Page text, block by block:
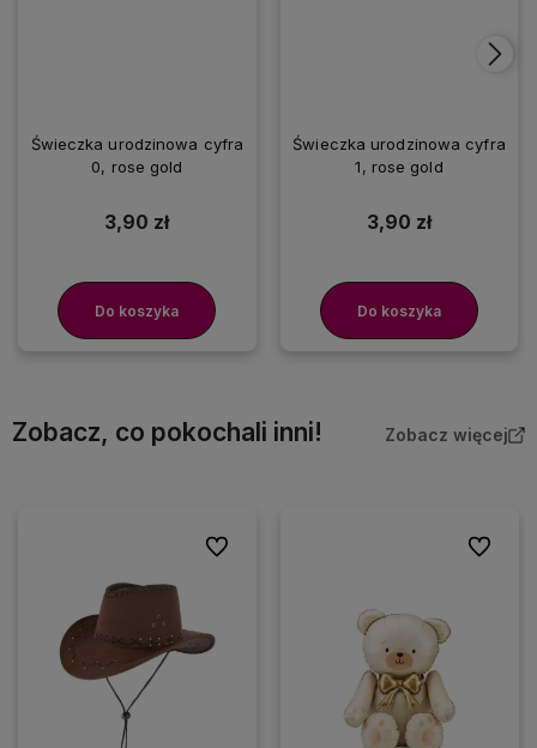
Świeczka urodzinowa cyfra
0, rose gold
3,90 zł
Do koszyka
Świeczka urodzinowa cyfra
1, rose gold
3,90 zł
Do koszyka
Zobacz, co pokochali inni! Zobacz więcej
Do ulubionych Do